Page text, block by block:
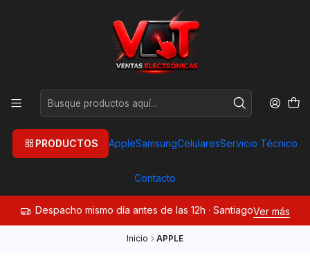
PRODUCTOS AppleSamsungCelularesServicio Técnico
Contacto
Despacho mismo día antes de las 12h · SantiagoVer más
Inicio APPLE